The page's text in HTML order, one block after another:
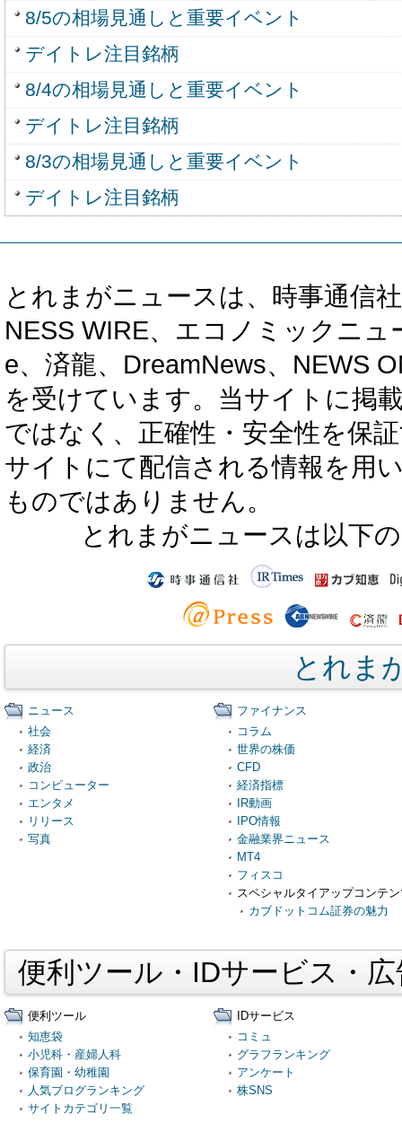
8/5の相場見通しと重要イベント
デイトレ注目銘柄
8/4の相場見通しと重要イベント
デイトレ注目銘柄
8/3の相場見通しと重要イベント
デイトレ注目銘柄
とれまがニュースは、時事通信
NESS WIRE、エコノミックニ
e、済龍、DreamNews、NEWS
を受けています。当サイトに掲
ではなく、正確性・安全性を保
サイトにて配信される情報を用
ものではありません。
とれまがニュースは以下
とれま
ニュース
社会
経済
政治
コンピューター
エンタメ
リリース
写真
ファイナンス
コラム
世界の株価
CFD
経済指標
IR動画
IPO情報
金融業界ニュース
MT4
フィスコ
スペシャルタイアップコンテ
カブドットコム証券の魅力
便利ツール・IDサービス・
便利ツール
知恵袋
小児科・産婦人科
保育園・幼稚園
人気ブログランキング
サイトカテゴリ一覧
IDサービス
コミュ
グラフランキング
アンケート
株SNS